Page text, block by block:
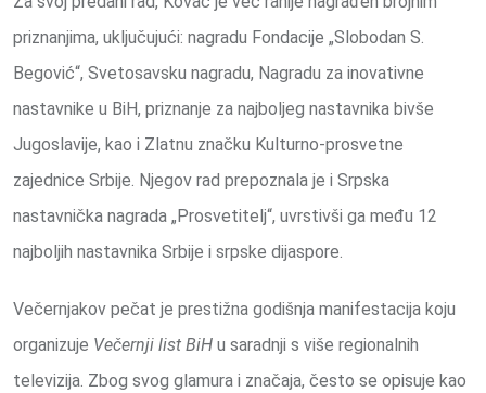
priznanjima, uključujući: nagradu Fondacije „Slobodan S.
Begović“, Svetosavsku nagradu, Nagradu za inovativne
nastavnike u BiH, priznanje za najboljeg nastavnika bivše
Jugoslavije, kao i Zlatnu značku Kulturno-prosvetne
zajednice Srbije. Njegov rad prepoznala je i Srpska
nastavnička nagrada „Prosvetitelj“, uvrstivši ga među 12
najboljih nastavnika Srbije i srpske dijaspore.
Večernjakov pečat je prestižna godišnja manifestacija koju
organizuje Večernji list BiH u saradnji s više regionalnih
televizija. Zbog svog glamura i značaja, često se opisuje kao